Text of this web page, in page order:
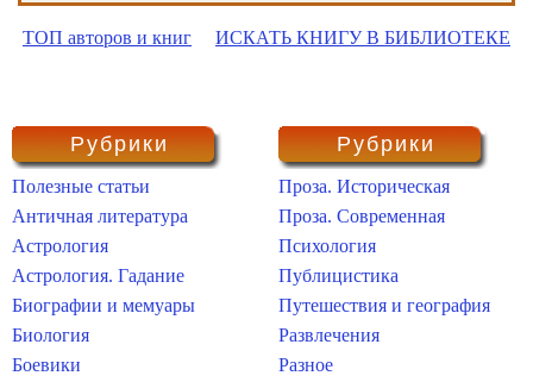
ТОП авторов и книг ИСКАТЬ КНИГУ В БИБЛИОТЕКЕ
Рубрики
Полезные статьи
Античная литература
Астрология
Астрология. Гадание
Биографии и мемуары
Биология
Боевики
Рубрики
Проза. Историческая
Проза. Современная
Психология
Публицистика
Путешествия и география
Развлечения
Разное